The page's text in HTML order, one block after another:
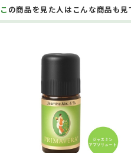
この商品を見た人はこんな商品も